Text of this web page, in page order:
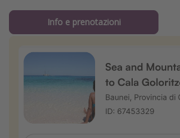
Info e prenotazioni